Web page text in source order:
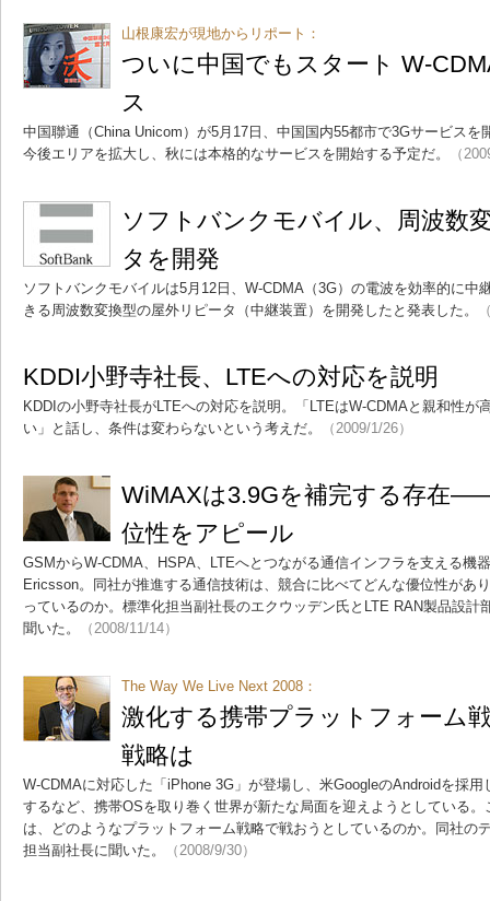
山根康宏が現地からリポート：
ついに中国でもスタート W-
ス
中国聯通（China Unicom）が5月17日、中国国内55都市で3Gサービスを
今後エリアを拡大し、秋には本格的なサービスを開始する予定だ。
（
ソフトバンクモバイル、周波数
タを開発
ソフトバンクモバイルは5月12日、W-CDMA（3G）の電波を効率的に中
きる周波数変換型の屋外リピータ（中継装置）を開発したと発表した。
KDDI小野寺社長、LTEへの対応を説明
KDDIの小野寺社長がLTEへの対応を説明。「LTEはW-CDMAと親和性が
い」と話し、条件は変わらないという考えだ。
（2009/1/26）
WiMAXは3.9Gを補完する存在
位性をアピール
GSMからW-CDMA、HSPA、LTEへとつながる通信インフラを支える機
Ericsson。同社が推進する通信技術は、競合に比べてどんな優位性があ
っているのか。標準化担当副社長のエクウッデン氏とLTE RAN製品設計
聞いた。
（2008/11/14）
The Way We Live Next 2008：
激化する携帯プラットフォーム
戦略は
W-CDMAに対応した「iPhone 3G」が登場し、米GoogleのAndroidを採
するなど、携帯OSを取り巻く世界が新たな局面を迎えようとしている
は、どのようなプラットフォーム戦略で戦おうとしているのか。同社の
担当副社長に聞いた。
（2008/9/30）